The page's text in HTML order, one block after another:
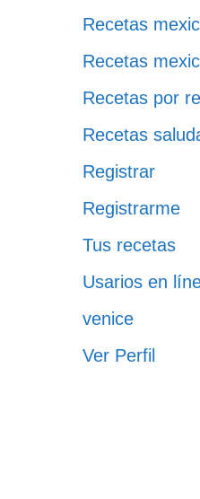
Recetas
Recetas
Recetas por
Recetas
Registrar
Registrarme
Tus recetas
Usarios en
venice
Ver Perfil